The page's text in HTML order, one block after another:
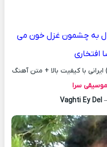
به چشمون غزل خون می
افتخاری
با کیفیت بالا + متن آهنگ
موسیقی سرا
Vaghti Ey Del–